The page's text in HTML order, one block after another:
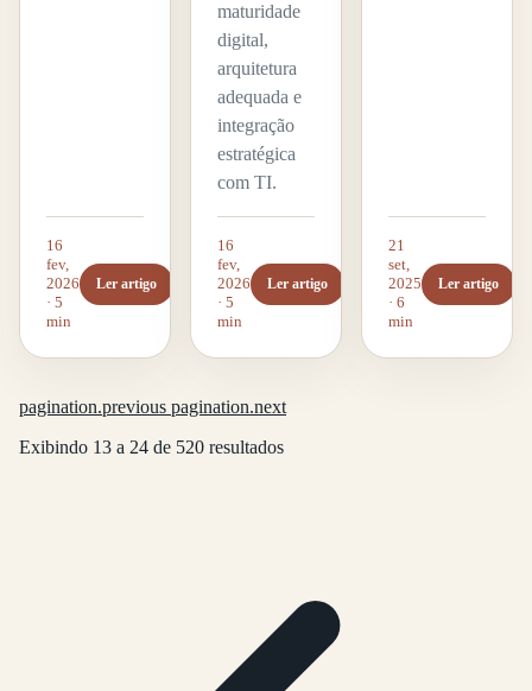
16
fev,
2026
· 5
min
Ler artigo
maturidade
digital,
arquitetura
adequada e
integração
estratégica
com TI.
16
fev,
2026
· 5
min
Ler artigo
21
set,
2025
· 6
min
Ler artigo
pagination.previous pagination.next
Exibindo 13 a 24 de 520 resultados